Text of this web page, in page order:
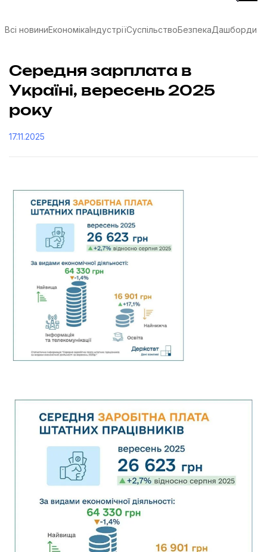
Всі новиниЕкономікаІндустріїСуспільствоБезпекаДашборди
Середня зарплата в
Україні, вересень 2025
року
17.11.2025